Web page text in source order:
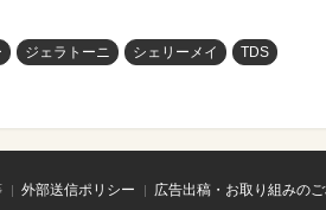
ジェラトーニ シェリーメイ TDS
外部送信ポリシー
広告出稿・お取り組みの